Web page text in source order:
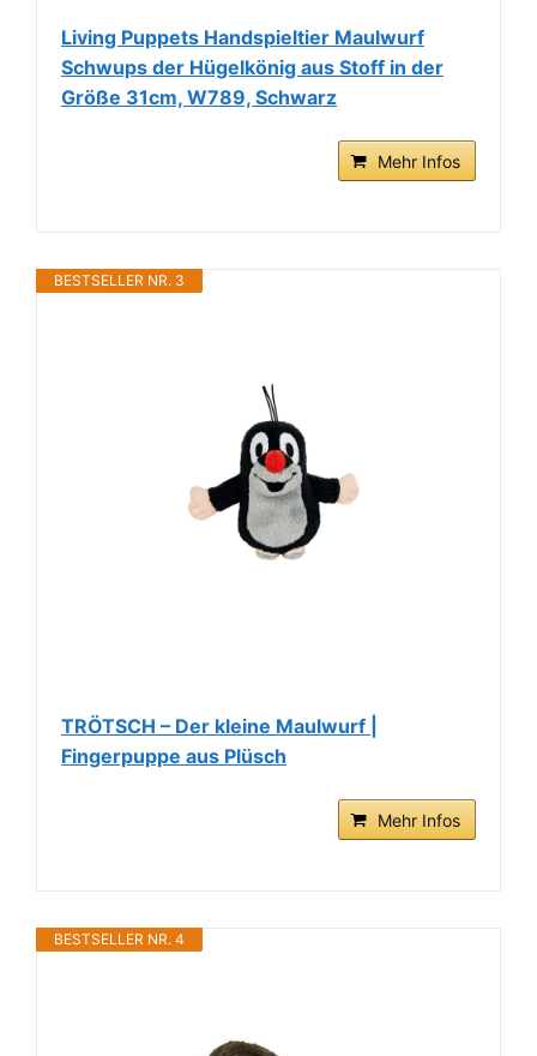
Living Puppets Handspieltier Maulwurf
Schwups der Hügelkönig aus Stoff in der
Größe 31cm, W789, Schwarz
Mehr Infos
BESTSELLER NR. 3
TRÖTSCH – Der kleine Maulwurf |
Fingerpuppe aus Plüsch
Mehr Infos
BESTSELLER NR. 4